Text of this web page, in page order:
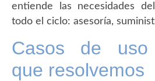
entiende las necesidades
todo el ciclo: asesoría,
Casos de uso
que resolvemos